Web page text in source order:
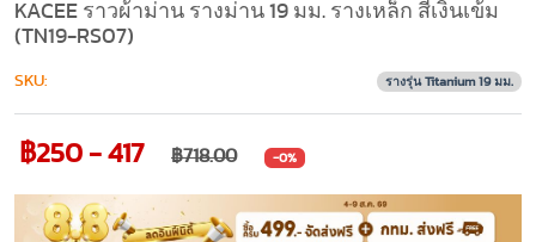
KACEE ราวผ้าม่าน รางม่าน 19 มม. รางเหล็ก สีเงินเข้ม
(TN19-RS07)
SKU: รางรุ่น Titanium 19 มม.
฿250 - 417 ฿718.00 -0%